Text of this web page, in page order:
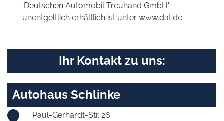
'Deutschen Automobil Treuhand GmbH'
unentgeltlich erhältlich ist unter www.dat.de.
Ihr Kontakt zu uns:
Autohaus Schlinke
Paul-Gerhardt-Str. 26